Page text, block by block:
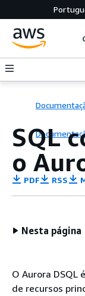
SQL
o
PDF RSS
Nesta página
O Aurora DSQL
de recursos